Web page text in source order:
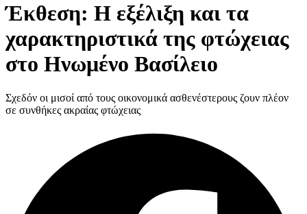
Έκθεση: Η εξέλιξη και τα
χαρακτηριστικά της φτώχειας
στο Ηνωμένο Βασίλειο
Σχεδόν οι μισοί από τους οικονομικά ασθενέστερους ζουν πλέον
σε συνθήκες ακραίας φτώχειας